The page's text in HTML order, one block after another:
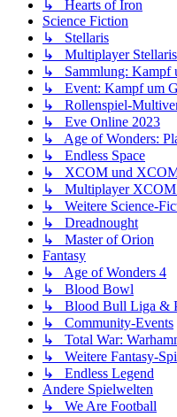
↳ Hearts of Iron
Science Fiction
↳ Stellaris
↳ Multiplayer Stellaris
↳ Sammlung: Kampf
↳ Event: Kampf um
↳ Rollenspiel-
↳ Eve Online 2023
↳ Age of Wonders:
↳ Endless Space
↳ XCOM und
↳ Multiplayer XCOM
↳ Weitere Science-
↳ Dreadnought
↳ Master of Orion
Fantasy
↳ Age of Wonders 4
↳ Blood Bowl
↳ Blood Bull Liga &
↳ Community-Events
↳ Total War:
↳ Weitere Fantasy-
↳ Endless Legend
Andere Spielwelten
↳ We Are Football